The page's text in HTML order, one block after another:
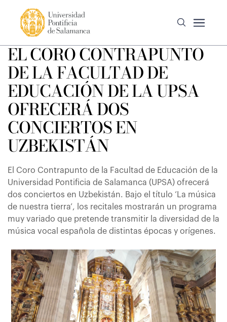
EL CORO CONTRAPUNTO
DE LA FACULTAD DE
EDUCACIÓN DE LA UPSA
OFRECERÁ DOS
CONCIERTOS EN
UZBEKISTÁN
El Coro Contrapunto de la Facultad de Educación de la
Universidad Pontificia de Salamanca (UPSA) ofrecerá
dos conciertos en Uzbekistán. Bajo el título ‘La música
de nuestra tierra’, los recitales mostrarán un programa
muy variado que pretende transmitir la diversidad de la
música vocal española de distintas épocas y orígenes.